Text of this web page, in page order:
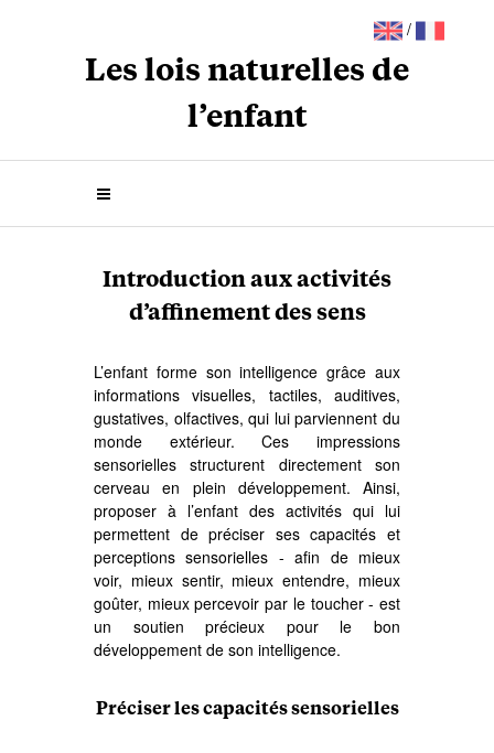
/
Les lois naturelles de
l’enfant
Introduction aux activités
d’affinement des sens
L’enfant forme son intelligence grâce aux
informations visuelles, tactiles, auditives,
gustatives, olfactives, qui lui parviennent du
monde extérieur. Ces impressions
sensorielles structurent directement son
cerveau en plein développement. Ainsi,
proposer à l’enfant des activités qui lui
permettent de préciser ses capacités et
perceptions sensorielles - afin de mieux
voir, mieux sentir, mieux entendre, mieux
goûter, mieux percevoir par le toucher - est
un soutien précieux pour le bon
développement de son intelligence.
Préciser les capacités sensorielles